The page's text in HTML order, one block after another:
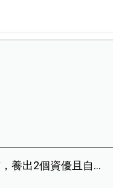
養出2個資優且自律